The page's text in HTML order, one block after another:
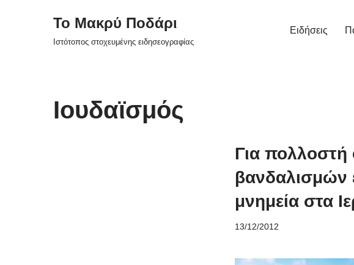
Το Μακρύ Ποδάρι
Ιστότοπος στοχευμένης ειδησεογραφίας
Ειδήσεις
Ιουδαϊσμός
Για
βανδαλισμών
μνημεία στα
13/12/2012